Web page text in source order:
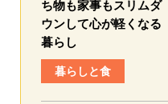
ち物も家事もスリムダ
ウンして心が軽くなる
暮らし
暮らしと食